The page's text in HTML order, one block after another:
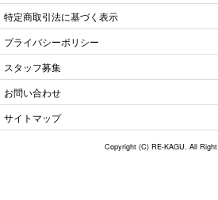
特定商取引法に基づく表示
プライバシーポリシー
スタッフ募集
お問い合わせ
サイトマップ
Copyright (C) RE-KAGU. All